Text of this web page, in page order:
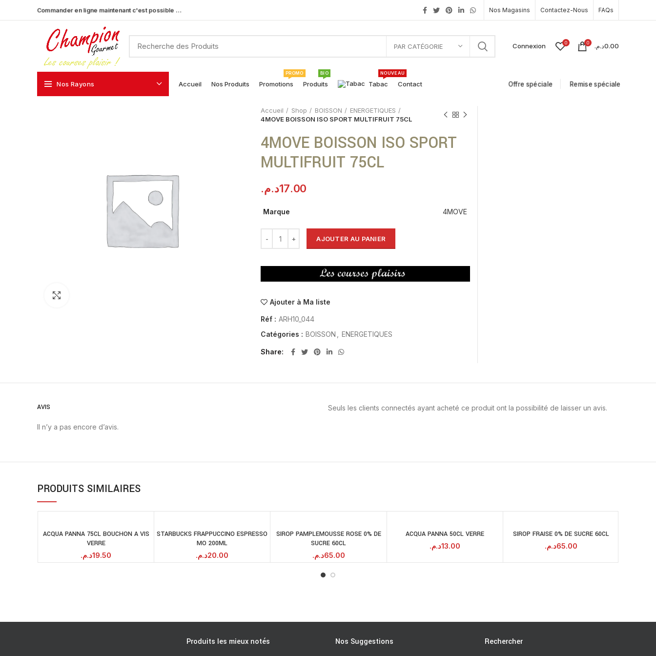
Commander en ligne maintenant c'est possible … Nos Magasins Contactez-Nous FAQs
PAR CATÉGORIE Connexion 0 0 0.00د.م.
Nos Rayons Accueil Nos Produits Promotions
PROMO
Produits
BIO
Tabac
NOUVEAU
Contact Offre spéciale Remise spéciale
Accueil Shop BOISSON
ENERGETIQUES
4MOVE BOISSON ISO SPORT MULTIFRUIT 75CL
4MOVE BOISSON ISO SPORT
MULTIFRUIT 75CL
17.00د.م.
Marque 4MOVE
AJOUTER AU PANIER
Ajouter à Ma liste
Réf : ARH10_044
Catégories : BOISSON ENERGETIQUES
Share
AVIS
Il n’y a pas encore d’avis.
Seuls les clients connectés ayant acheté ce produit ont la possibilité de laisser un avis.
PRODUITS SIMILAIRES
AJOUTER AU
PANIER
ACQUA PANNA 75CL BOUCHON A VIS
VERRE
19.50د.م.
AJOUTER AU
PANIER
STARBUCKS FRAPPUCCINO ESPRESSO
MO 200ML
20.00د.م.
AJOUTER AU
PANIER
SIROP PAMPLEMOUSSE ROSE 0% DE
SUCRE 60CL
65.00د.م.
AJOUTER AU
PANIER
ACQUA PANNA 50CL VERRE
13.00د.م.
AJOUTER AU
PANIER
SIROP FRAISE 0% DE SUCRE 60CL
65.00د.م.
Produits les mieux notés Nos Suggestions Rechercher